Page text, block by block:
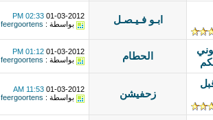
ابـو فـيـصـل 01-03-2012
02:33 PM
بواسطة : feergoortens
الحطام 01-03-2012
01:12 PM
بواسطة : feergoortens
2010 من قبل
زحفيشن
01-03-2012
11:53 AM
بواسطة : feergoortens